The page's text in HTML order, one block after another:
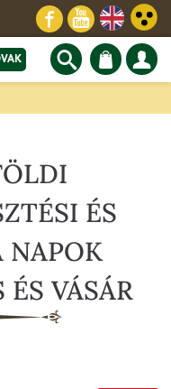
ÉS
NAPOK
VÁSÁR